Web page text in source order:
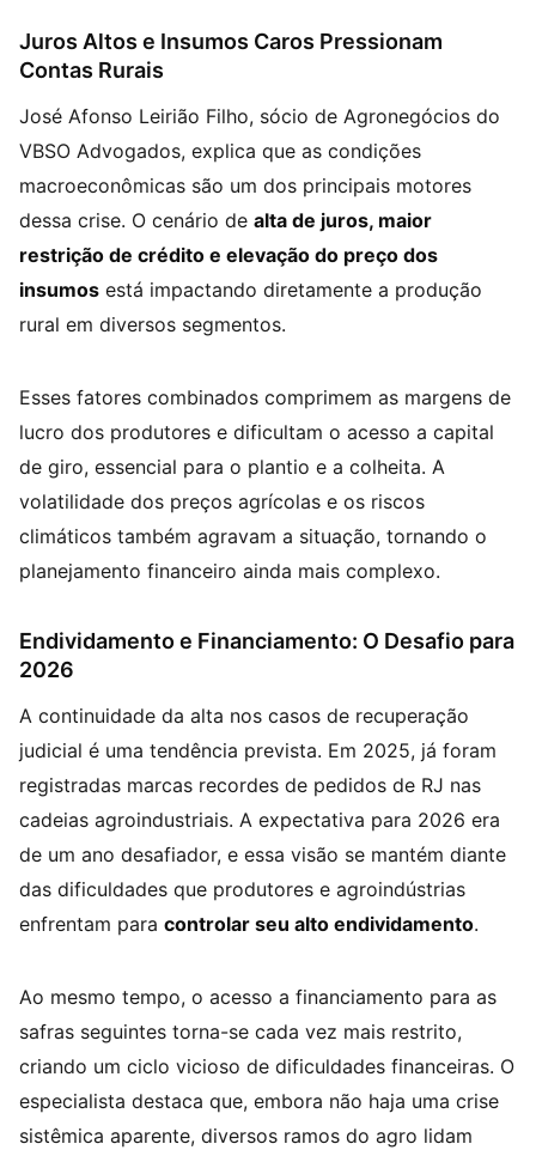
Juros Altos e Insumos Caros Pressionam
Contas Rurais
José Afonso Leirião Filho, sócio de Agronegócios do
VBSO Advogados, explica que as condições
macroeconômicas são um dos principais motores
dessa crise. O cenário de alta de juros, maior
restrição de crédito e elevação do preço dos
insumos está impactando diretamente a produção
rural em diversos segmentos.
Esses fatores combinados comprimem as margens de
lucro dos produtores e dificultam o acesso a capital
de giro, essencial para o plantio e a colheita. A
volatilidade dos preços agrícolas e os riscos
climáticos também agravam a situação, tornando o
planejamento financeiro ainda mais complexo.
Endividamento e Financiamento: O Desafio para
2026
A continuidade da alta nos casos de recuperação
judicial é uma tendência prevista. Em 2025, já foram
registradas marcas recordes de pedidos de RJ nas
cadeias agroindustriais. A expectativa para 2026 era
de um ano desafiador, e essa visão se mantém diante
das dificuldades que produtores e agroindústrias
enfrentam para controlar seu alto endividamento.
Ao mesmo tempo, o acesso a financiamento para as
safras seguintes torna-se cada vez mais restrito,
criando um ciclo vicioso de dificuldades financeiras. O
especialista destaca que, embora não haja uma crise
sistêmica aparente, diversos ramos do agro lidam